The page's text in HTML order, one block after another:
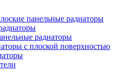
панельные радиаторы
радиаторы
с плоской поверхностью